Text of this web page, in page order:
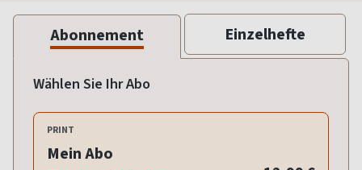
Abonnement Einzelhefte
Wählen Sie Ihr Abo
PRINT
Mein Abo